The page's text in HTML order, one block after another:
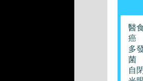
醫
癌
多
菌
自